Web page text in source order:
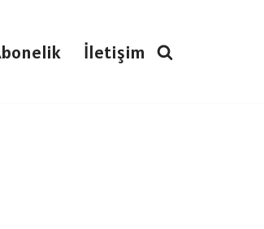
İletişim